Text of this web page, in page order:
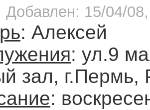
Добавлен: 15/04/
: Алексей
: ул.9
зал, г.Пермь,
: